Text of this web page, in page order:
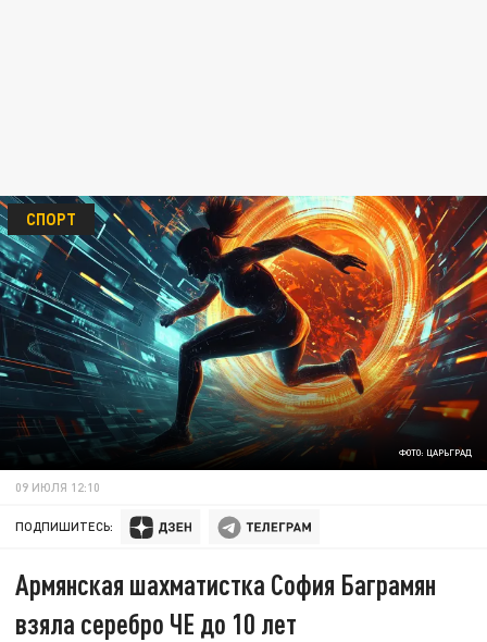
ФОТО: ЦАРЬГРАД
СПОРТ
09 ИЮЛЯ 12:10
ПОДПИШИТЕСЬ:
Армянская шахматистка София Баграмян
взяла серебро ЧЕ до 10 лет